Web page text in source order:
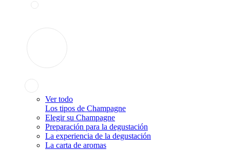
Ver todo
Los tipos de Champagne
Elegir su Champagne
Preparación para la degustación
La experiencia de la degustación
La carta de aromas